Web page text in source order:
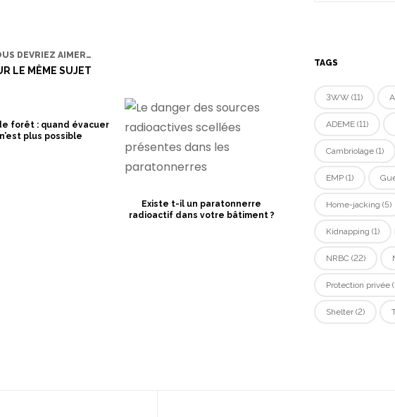
DEVRIEZ AIMER…
LE MÊME SUJET
forêt : quand évacuer
plus possible
Existe t-il un paratonnerre
radioactif dans votre bâtiment ?
TAGS
3WW(11)
ADEME(11)
Cambriolage(1)
EMP(1)
Home-jacking (5)
Kidnapping (1)
NRBC(22)
Protection privée
Shelter(2)